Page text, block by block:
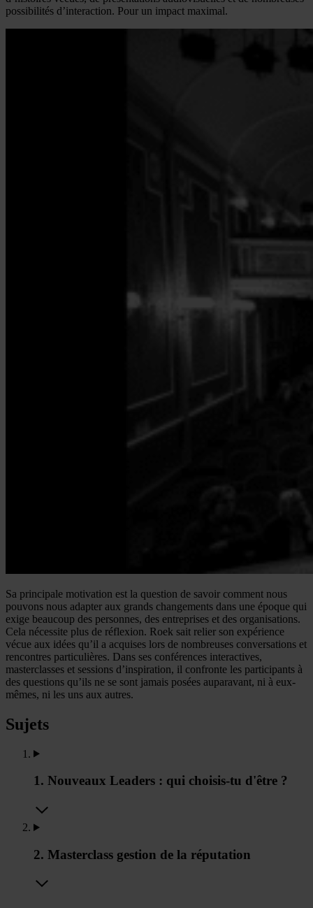
possibilités d’interaction. Pour un impact maximal.
Sa principale motivation est la question de savoir comment nous
pouvons nous adapter aux grands changements dans une époque qui
exige beaucoup des personnes, des entreprises et des organisations.
Cela nécessite plus de réflexion. Roek sait relier son expérience
vécue aux idées qu’il a acquises lors de nombreuses conversations et
rencontres particulières. Dans ses conférences interactives,
masterclasses et sessions d’inspiration, il confronte les participants à
des questions qu’ils ne se sont jamais posées auparavant, ni à eux-
mêmes, ni les uns aux autres.
Sujets
1. Nouveaux Leaders : qui choisis-tu d'être ?
2. Masterclass gestion de la réputation